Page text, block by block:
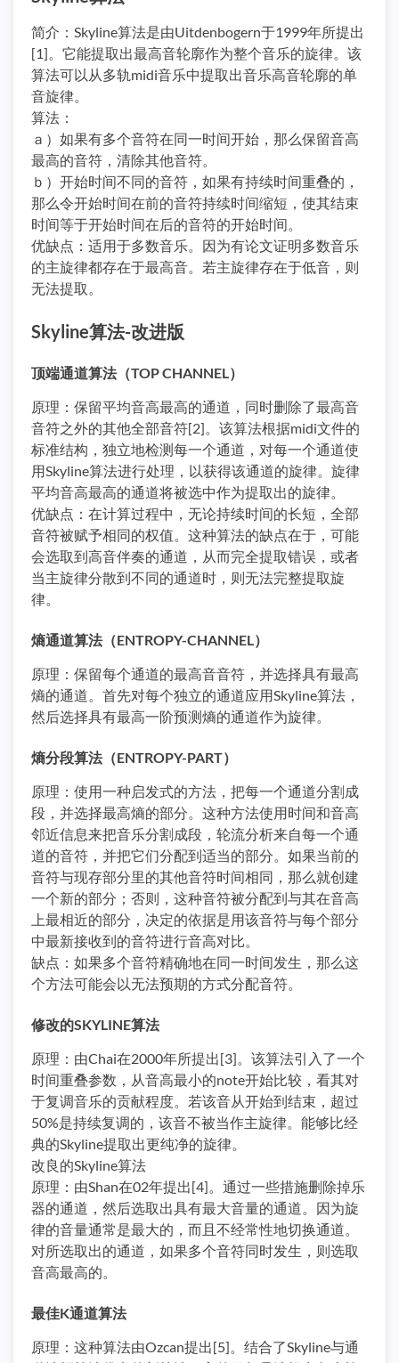
简介：Skyline算法是由Uitdenbogern于1999年所提出
[1]。它能提取出最高音轮廓作为整个音乐的旋律。该
算法可以从多轨midi音乐中提取出音乐高音轮廓的单
音旋律。
算法：
ａ）如果有多个音符在同一时间开始，那么保留音高
最高的音符，清除其他音符。
ｂ）开始时间不同的音符，如果有持续时间重叠的，
那么令开始时间在前的音符持续时间缩短，使其结束
时间等于开始时间在后的音符的开始时间。
优缺点：适用于多数音乐。因为有论文证明多数音乐
的主旋律都存在于最高音。若主旋律存在于低音，则
无法提取。
Skyline算法-改进版
顶端通道算法（TOP CHANNEL）
原理：保留平均音高最高的通道，同时删除了最高音
音符之外的其他全部音符[2]。该算法根据midi文件的
标准结构，独立地检测每一个通道，对每一个通道使
用Skyline算法进行处理，以获得该通道的旋律。旋律
平均音高最高的通道将被选中作为提取出的旋律。
优缺点：在计算过程中，无论持续时间的长短，全部
音符被赋予相同的权值。这种算法的缺点在于，可能
会选取到高音伴奏的通道，从而完全提取错误，或者
当主旋律分散到不同的通道时，则无法完整提取旋
律。
熵通道算法（ENTROPY-CHANNEL）
原理：保留每个通道的最高音音符，并选择具有最高
熵的通道。首先对每个独立的通道应用Skyline算法，
然后选择具有最高一阶预测熵的通道作为旋律。
熵分段算法（ENTROPY-PART）
原理：使用一种启发式的方法，把每一个通道分割成
段，并选择最高熵的部分。这种方法使用时间和音高
邻近信息来把音乐分割成段，轮流分析来自每一个通
道的音符，并把它们分配到适当的部分。如果当前的
音符与现存部分里的其他音符时间相同，那么就创建
一个新的部分；否则，这种音符被分配到与其在音高
上最相近的部分，决定的依据是用该音符与每个部分
中最新接收到的音符进行音高对比。
缺点：如果多个音符精确地在同一时间发生，那么这
个方法可能会以无法预期的方式分配音符。
修改的SKYLINE算法
原理：由Chai在2000年所提出[3]。该算法引入了一个
时间重叠参数，从音高最小的note开始比较，看其对
于复调音乐的贡献程度。若该音从开始到结束，超过
50%是持续复调的，该音不被当作主旋律。能够比经
典的Skyline提取出更纯净的旋律。
改良的Skyline算法
原理：由Shan在02年提出[4]。通过一些措施删除掉乐
器的通道，然后选取出具有最大音量的通道。因为旋
律的音量通常是最大的，而且不经常性地切换通道。
对所选取出的通道，如果多个音符同时发生，则选取
音高最高的。
最佳K通道算法
原理：这种算法由Ozcan提出[5]。结合了Skyline与通